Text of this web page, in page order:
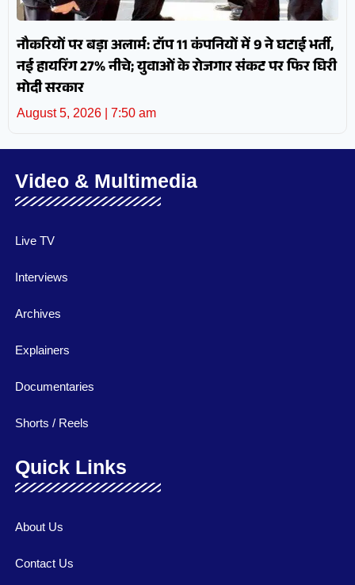
नौकरियों पर बड़ा अलार्म: टॉप 11 कंपनियों में 9 ने घटाई भर्ती,
नई हायरिंग 27% नीचे; युवाओं के रोजगार संकट पर फिर घिरी
मोदी सरकार
August 5, 2026 7:50 am
Video & Multimedia
Live TV
Interviews
Archives
Explainers
Documentaries
Shorts / Reels
Quick Links
About Us
Contact Us